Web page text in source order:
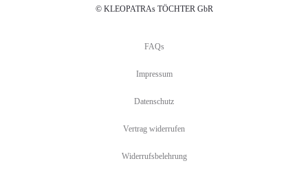
© KLEOPATRAs TÖCHTER GbR
FAQs
Impressum
Datenschutz
Vertrag widerrufen
Widerrufsbelehrung